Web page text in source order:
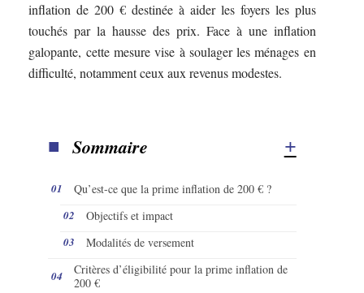
inflation de 200 € destinée à aider les foyers les plus
touchés par la hausse des prix. Face à une inflation
galopante, cette mesure vise à soulager les ménages en
difficulté, notamment ceux aux revenus modestes.
Sommaire
Qu’est-ce que la prime inflation de 200 € ?
Objectifs et impact
Modalités de versement
Critères d’éligibilité pour la prime inflation de
200 €